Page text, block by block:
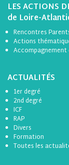
LES ACTIONS
de Loire-
Rencontres
Actions
ACTUALITÉS
1er degré
2nd degré
ICF
RAP
Divers
Formation
Toutes les